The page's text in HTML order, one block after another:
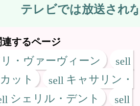
テレビでは放送され
するページ
・ヴァーヴィーン
ット
キャサリン・
シェリル・デント